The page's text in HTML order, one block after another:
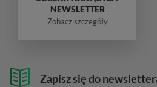
Zapisz się do
NEWSLETTER
Zobacz szczegóły